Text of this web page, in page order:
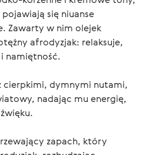
się niuanse
Zawarty w nim olejek
afrodyzjak: relaksuje,
namiętność.
cierpkimi, dymnymi nutami,
nadając mu energię,
zapach, który